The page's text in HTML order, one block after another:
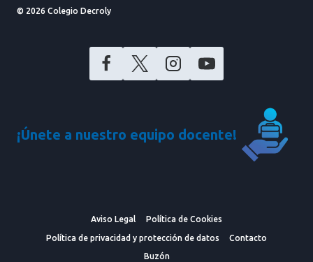
© 2026 Colegio Decroly
¡Únete a nuestro equipo docente!
Aviso Legal Política de Cookies
Política de privacidad y protección de datos Contacto
Buzón